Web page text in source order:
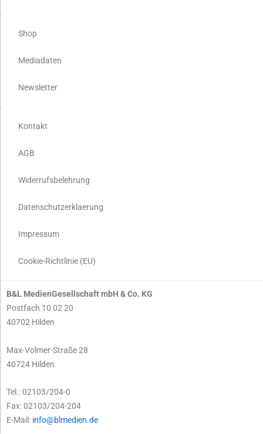
Shop
Mediadaten
Newsletter
Kontakt
AGB
Widerrufsbelehrung
Datenschutzerklaerung
Impressum
Cookie-Richtlinie (EU)
B&L MedienGesellschaft mbH & Co. KG
Postfach 10 02 20
40702 Hilden
Max-Volmer-Straße 28
40724 Hilden
Tel.: 02103/204-0
Fax: 02103/204-204
E-Mail: info@blmedien.de